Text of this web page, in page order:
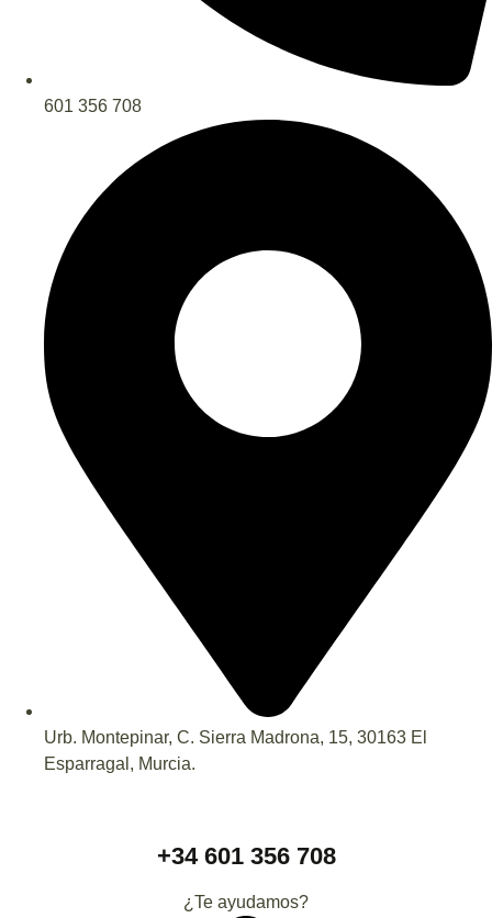
601 356 708
Urb. Montepinar, C. Sierra Madrona, 15, 30163 El
Esparragal, Murcia.
+34 601 356 708
¿Te ayudamos?